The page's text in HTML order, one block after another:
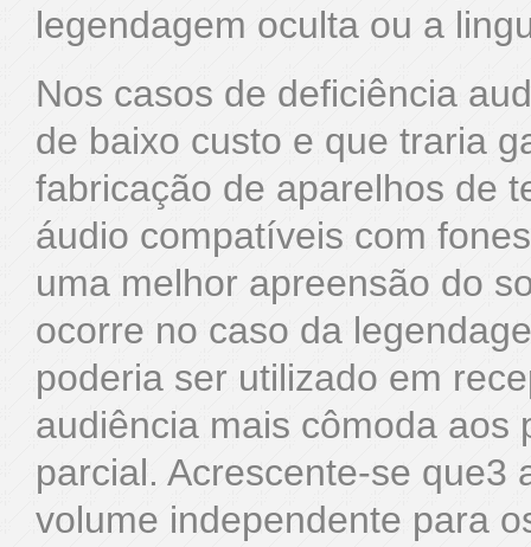
legendagem oculta ou a
Nos casos de deficiência
de baixo custo e que traria
fabricação de aparelhos de
áudio compatíveis com
uma melhor apreensão do
ocorre no caso da
poderia ser utilizado em
audiência mais cômoda aos
parcial. Acrescente-se que3
volume independente para